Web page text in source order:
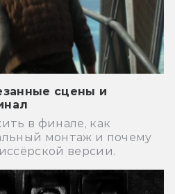
сцены и
в финале, как
монтаж и почему
версии.